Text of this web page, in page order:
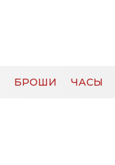
БРОШИ ЧАСЫ